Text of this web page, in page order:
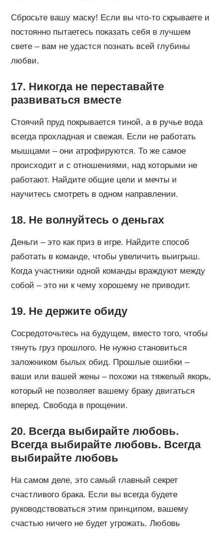
Сбросьте вашу маску! Если вы что-то скрываете и
постоянно пытаетесь показать себя в лучшем
свете – вам не удастся познать всей глубины
любви.
17. Никогда не переставайте
развиваться вместе
Стоячий пруд покрывается тиной, а в ручье вода
всегда прохладная и свежая. Если не работать
мышцами – они атрофируются. То же самое
происходит и с отношениями, над которыми не
работают. Найдите общие цели и мечты и
научитесь смотреть в одном направлении.
18. Не волнуйтесь о деньгах
Деньги – это как приз в игре. Найдите способ
работать в команде, чтобы увеличить выигрыш.
Когда участники одной команды враждуют между
собой – это ни к чему хорошему не приводит.
19. Не держите обиду
Сосредоточьтесь на будущем, вместо того, чтобы
тянуть груз прошлого. Не нужно становиться
заложником былых обид. Прошлые ошибки –
ваши или вашей жены – похожи на тяжелый якорь,
который не позволяет вашему браку двигаться
вперед. Свобода в прощении.
20. Всегда выбирайте любовь.
Всегда выбирайте любовь. Всегда
выбирайте любовь
На самом деле, это самый главный секрет
счастливого брака. Если вы всегда будете
руководствоваться этим принципом, вашему
счастью ничего не будет угрожать. Любовь